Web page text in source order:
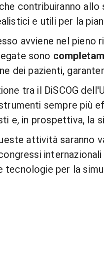
contribuiranno
e utili per la
avviene nel pieno
sono
dei pazienti,
tra il DiSCOG
sempre più
e, in prospettiva, la
attività saranno
tecnologie per la